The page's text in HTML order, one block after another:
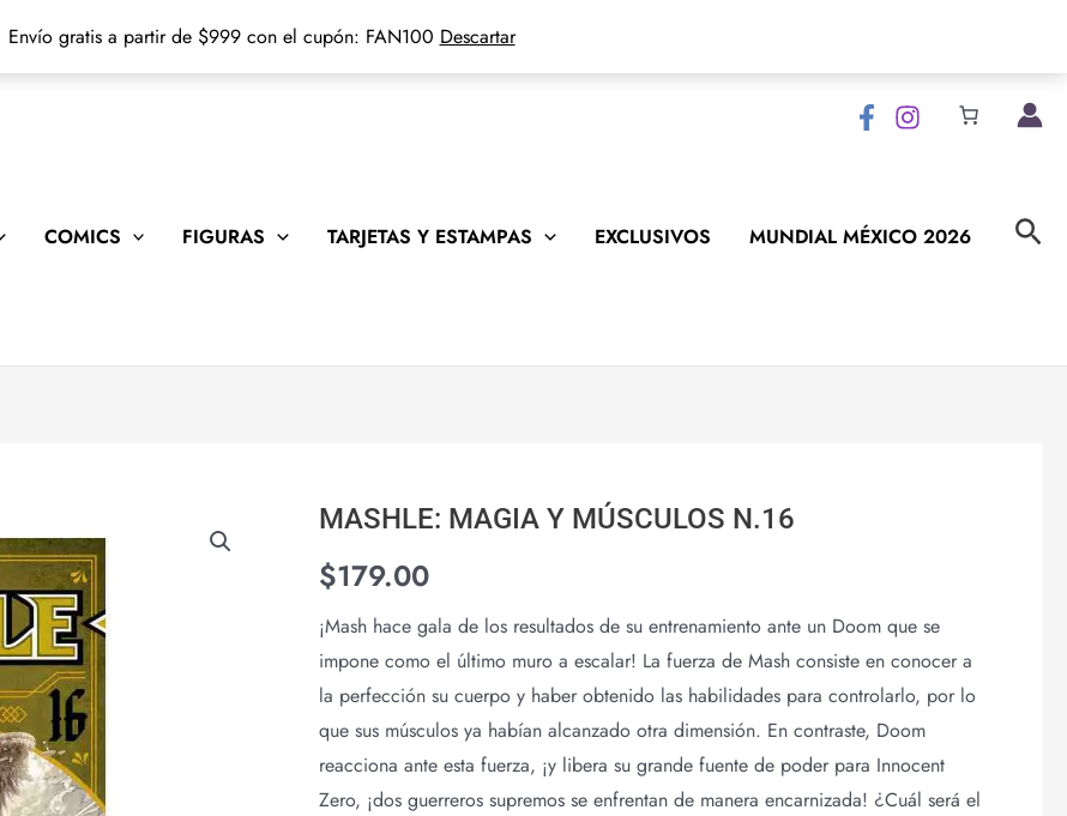
Envío gratis a partir de $999 con el cupón: FAN100 Descartar
COMICS FIGURAS TARJETAS Y ESTAMPAS EXCLUSIVOS MUNDIAL MÉXICO 2026
MASHLE: MAGIA Y MÚSCULOS N.16
$179.00
¡Mash hace gala de los resultados de su entrenamiento ante un Doom que se
impone como el último muro a escalar! La fuerza de Mash consiste en conocer a
la perfección su cuerpo y haber obtenido las habilidades para controlarlo, por lo
que sus músculos ya habían alcanzado otra dimensión. En contraste, Doom
reacciona ante esta fuerza, ¡y libera su grande fuente de poder para Innocent
Zero, ¡dos guerreros supremos se enfrentan de manera encarnizada! ¿Cuál será el